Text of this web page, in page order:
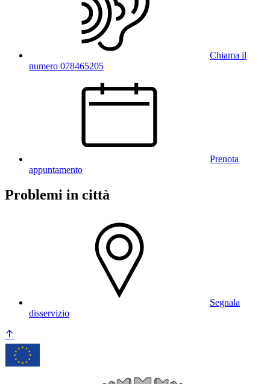
Chiama il
numero 078465205
Prenota
appuntamento
Problemi in città
Segnala
disservizio